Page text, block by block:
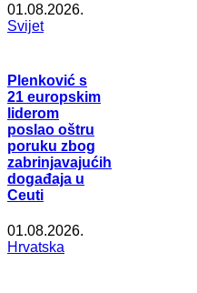
01.08.2026.
Svijet
Plenković s
21 europskim
liderom
poslao oštru
poruku zbog
zabrinjavajućih
događaja u
Ceuti
01.08.2026.
Hrvatska